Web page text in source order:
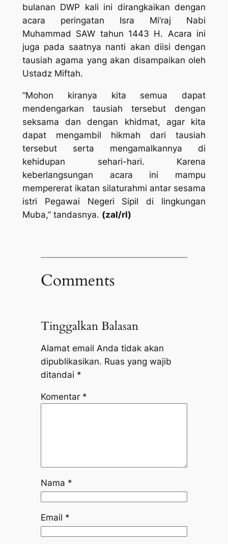
bulanan DWP kali ini dirangkaikan dengan
acara peringatan Isra Mi’raj Nabi
Muhammad SAW tahun 1443 H. Acara ini
juga pada saatnya nanti akan diisi dengan
tausiah agama yang akan disampaikan oleh
Ustadz Miftah.
“Mohon kiranya kita semua dapat
mendengarkan tausiah tersebut dengan
seksama dan dengan khidmat, agar kita
dapat mengambil hikmah dari tausiah
tersebut serta mengamalkannya di
kehidupan sehari-hari. Karena
keberlangsungan acara ini mampu
mempererat ikatan silaturahmi antar sesama
istri Pegawai Negeri Sipil di lingkungan
Muba,” tandasnya. (zal/rl)
Comments
Tinggalkan Balasan
Alamat email Anda tidak akan
dipublikasikan. Ruas yang wajib
ditandai *
Komentar *
Nama *
Email *